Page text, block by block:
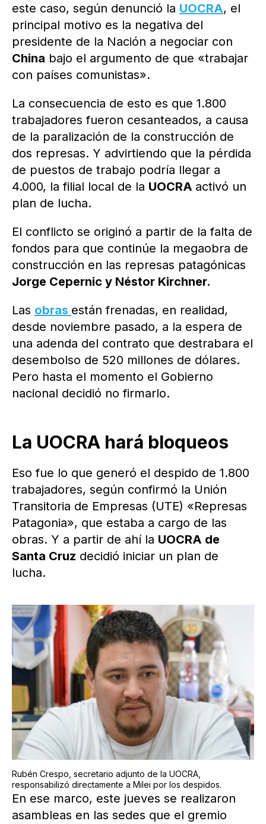
este caso, según denunció la UOCRA, el
principal motivo es la negativa del
presidente de la Nación a negociar con
China bajo el argumento de que «trabajar
con países comunistas».
La consecuencia de esto es que 1.800
trabajadores fueron cesanteados, a causa
de la paralización de la construcción de
dos represas. Y advirtiendo que la pérdida
de puestos de trabajo podría llegar a
4.000, la filial local de la UOCRA activó un
plan de lucha.
El conflicto se originó a partir de la falta de
fondos para que continúe la megaobra de
construcción en las represas patagónicas
Jorge Cepernic y Néstor Kirchner.
Las obras están frenadas, en realidad,
desde noviembre pasado, a la espera de
una adenda del contrato que destrabara el
desembolso de 520 millones de dólares.
Pero hasta el momento el Gobierno
nacional decidió no firmarlo.
La UOCRA hará bloqueos
Eso fue lo que generó el despido de 1.800
trabajadores, según confirmó la Unión
Transitoria de Empresas (UTE) «Represas
Patagonia», que estaba a cargo de las
obras. Y a partir de ahí la UOCRA de
Santa Cruz decidió iniciar un plan de
lucha.
Rubén Crespo, secretario adjunto de la UOCRA,
responsabilizó directamente a Milei por los despidos.
En ese marco, este jueves se realizaron
asambleas en las sedes que el gremio